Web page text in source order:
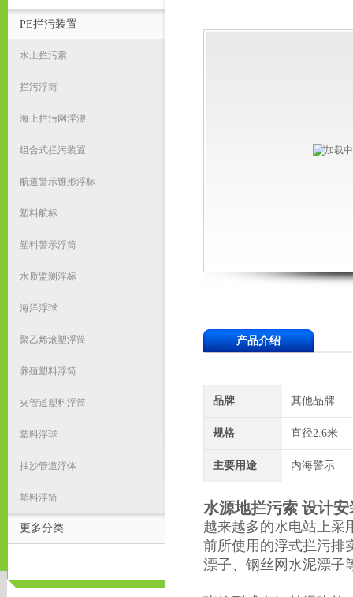
PE拦污装置
水上拦污索
拦污浮筒
海上拦污网浮漂
组合式拦污装置
航道警示锥形浮标
塑料航标
塑料警示浮筒
水质监测浮标
海洋浮球
聚乙烯滚塑浮筒
养殖塑料浮筒
夹管道塑料浮筒
塑料浮球
抽沙管道浮体
塑料浮筒
更多分类
产品介绍
品牌 其他品牌
规格 直径2.6米
主要用途 内海警示
水源地拦污索 设计安
越来越多的水电站上采
前所使用的浮式拦污排
漂子、钢丝网水泥漂子